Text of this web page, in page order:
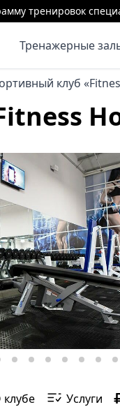
тренировок
Тренажерные
клуб
Услуги